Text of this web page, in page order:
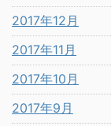
2017年12月
2017年11月
2017年10月
2017年9月